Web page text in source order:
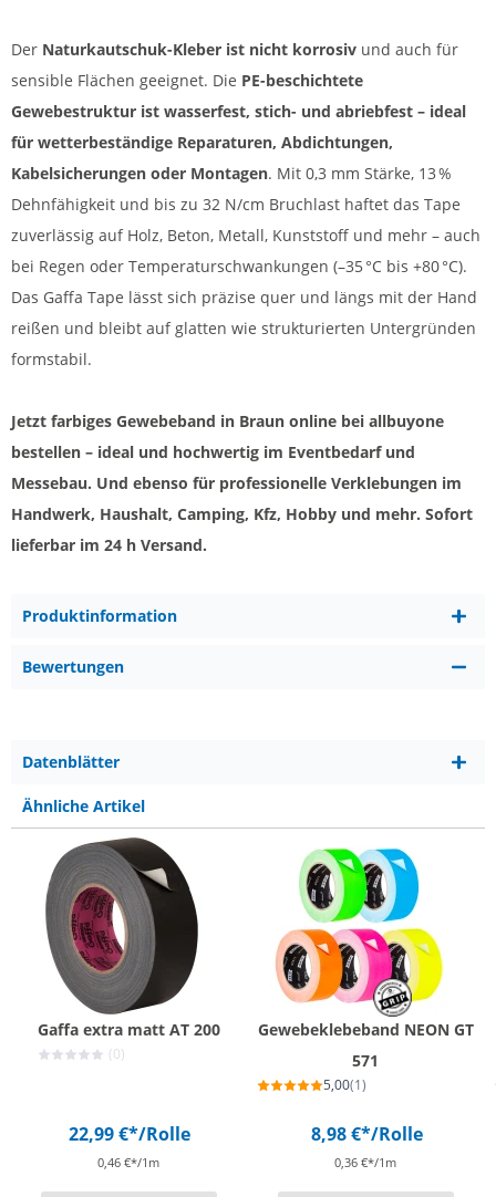
Der Naturkautschuk-Kleber ist nicht korrosiv und auch für
sensible Flächen geeignet. Die PE-beschichtete
Gewebestruktur ist wasserfest, stich- und abriebfest – ideal
für wetterbeständige Reparaturen, Abdichtungen,
Kabelsicherungen oder Montagen. Mit 0,3 mm Stärke, 13 %
Dehnfähigkeit und bis zu 32 N/cm Bruchlast haftet das Tape
zuverlässig auf Holz, Beton, Metall, Kunststoff und mehr – auch
bei Regen oder Temperaturschwankungen (–35 °C bis +80 °C).
Das Gaffa Tape lässt sich präzise quer und längs mit der Hand
reißen und bleibt auf glatten wie strukturierten Untergründen
formstabil.
Jetzt farbiges Gewebeband in Braun online bei allbuyone
bestellen – ideal und hochwertig im Eventbedarf und
Messebau. Und ebenso für professionelle Verklebungen im
Handwerk, Haushalt, Camping, Kfz, Hobby und mehr. Sofort
lieferbar im 24 h Versand.
Produktinformation
Bewertungen
Datenblätter
Ähnliche Artikel
Gaffa extra matt AT 200
(0)
22,99 €*/Rolle
0,46 €*/1m
Gewebeklebeband NEON GT
571
5,00(1)
8,98 €*/Rolle
0,36 €*/1m